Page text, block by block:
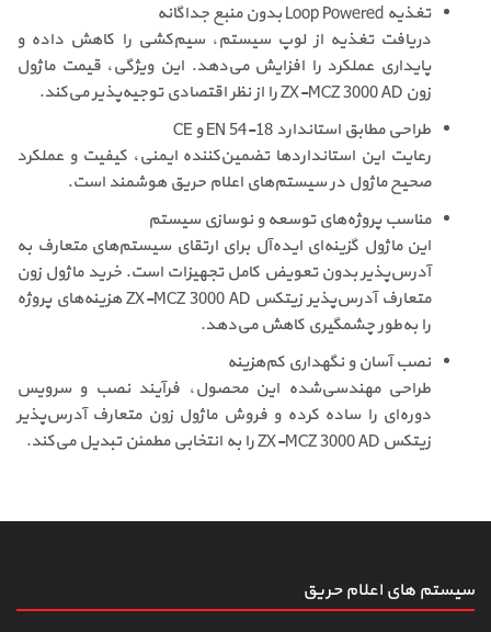
تغذیه Loop Powered بدون منبع جداگانه
دریافت تغذیه از لوپ سیستم، سیم‌کشی را کاهش داده و
پایداری عملکرد را افزایش می‌دهد. این ویژگی، قیمت ماژول
زون ZX-MCZ 3000 AD را از نظر اقتصادی توجیه‌پذیر می‌کند.
طراحی مطابق استاندارد EN 54-18 و CE
رعایت این استانداردها تضمین‌کننده ایمنی، کیفیت و عملکرد
صحیح ماژول در سیستم‌های اعلام حریق هوشمند است.
مناسب پروژه‌های توسعه و نوسازی سیستم
این ماژول گزینه‌ای ایده‌آل برای ارتقای سیستم‌های متعارف به
آدرس‌پذیر بدون تعویض کامل تجهیزات است. خرید ماژول زون
متعارف آدرس‌پذیر زیتکس ZX-MCZ 3000 AD هزینه‌های پروژه
را به‌طور چشمگیری کاهش می‌دهد.
نصب آسان و نگهداری کم‌هزینه
طراحی مهندسی‌شده این محصول، فرآیند نصب و سرویس
دوره‌ای را ساده کرده و فروش ماژول زون متعارف آدرس‌پذیر
زیتکس ZX-MCZ 3000 AD را به انتخابی مطمئن تبدیل می‌کند.
سیستم های اعلام حریق